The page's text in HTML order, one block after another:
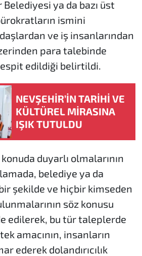
ya da bazı üst
ismini
ve iş insanlarından
para talebinde
edildiği belirtildi.
NEVŞEHİR’İN TARİHİ VE
KÜLTÜREL MİRASINA
IŞIK TUTULDU
duyarlı olmalarının
belediye ya da
şekilde ve hiçbir kimseden
söz konusu
edilerek, bu tür taleplerde
amacının, insanların
ederek dolandırıcılık